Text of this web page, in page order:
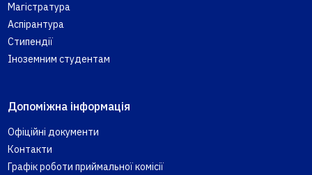
Магістратура
Аспірантура
Стипендії
Іноземним студентам
Допоміжна інформація
Офіційні документи
Контакти
Графік роботи приймальної комісії